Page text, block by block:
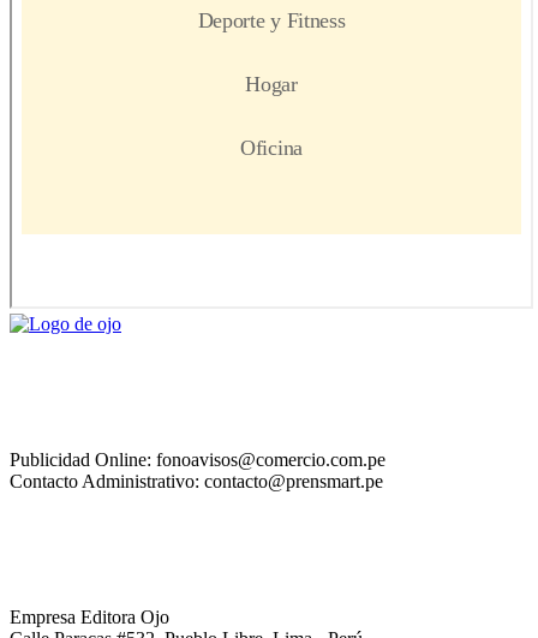
Publicidad Online: fonoavisos@comercio.com.pe
Contacto Administrativo: contacto@prensmart.pe
Empresa Editora Ojo